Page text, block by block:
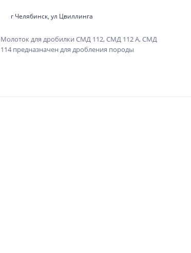
г Челябинск, ул Цвиллинга
Молоток для дробилки СМД 112, СМД 112 А, СМД
114 предназначен для дробления породы